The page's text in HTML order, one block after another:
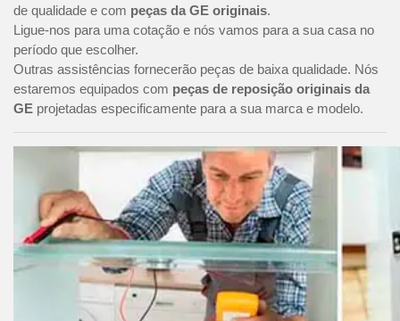
de qualidade e com peças da GE originais.
Ligue-nos para uma cotação e nós vamos para a sua casa no
período que escolher.
Outras assistências fornecerão peças de baixa qualidade. Nós
estaremos equipados com peças de reposição originais da
GE projetadas especificamente para a sua marca e modelo.